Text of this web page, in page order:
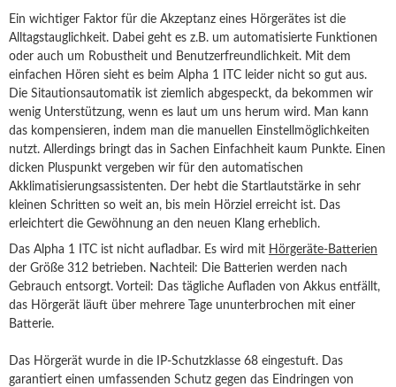
Ein wichtiger Faktor für die Akzeptanz eines Hörgerätes ist die
Alltagstauglichkeit. Dabei geht es z.B. um automatisierte Funktionen
oder auch um Robustheit und Benutzerfreundlichkeit. Mit dem
einfachen Hören sieht es beim Alpha 1 ITC leider nicht so gut aus.
Die Sitautionsautomatik ist ziemlich abgespeckt, da bekommen wir
wenig Unterstützung, wenn es laut um uns herum wird. Man kann
das kompensieren, indem man die manuellen Einstellmöglichkeiten
nutzt. Allerdings bringt das in Sachen Einfachheit kaum Punkte. Einen
dicken Pluspunkt vergeben wir für den automatischen
Akklimatisierungsassistenten. Der hebt die Startlautstärke in sehr
kleinen Schritten so weit an, bis mein Hörziel erreicht ist. Das
erleichtert die Gewöhnung an den neuen Klang erheblich.
Das Alpha 1 ITC ist nicht aufladbar. Es wird mit Hörgeräte-Batterien
der Größe 312 betrieben. Nachteil: Die Batterien werden nach
Gebrauch entsorgt. Vorteil: Das tägliche Aufladen von Akkus entfällt,
das Hörgerät läuft über mehrere Tage ununterbrochen mit einer
Batterie.
Das Hörgerät wurde in die IP-Schutzklasse 68 eingestuft. Das
garantiert einen umfassenden Schutz gegen das Eindringen von